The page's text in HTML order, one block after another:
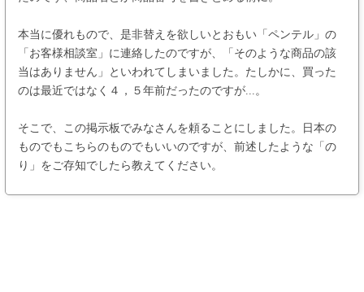
本当に優れもので、是非替えを欲しいとおもい「ペンテル」の
「お客様相談室」に連絡したのですが、「そのような商品の該
当はありません」といわれてしまいました。たしかに、買った
のは最近ではなく４，５年前だったのですが...。
そこで、この掲示板でみなさんを頼ることにしました。日本の
ものでもこちらのものでもいいのですが、前述したような「の
り」をご存知でしたら教えてください。